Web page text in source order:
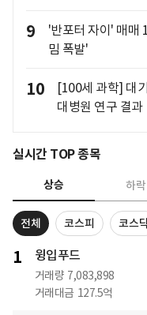
9
'반포터 자이' 매매
밈 폭발'
10
[100세 과학] 대
대병원 연구 결과
실시간 TOP 종목
상승 하락
전체 코스피 코스
1 윙입푸드
거래량 7,083,898
거래대금 127.5억